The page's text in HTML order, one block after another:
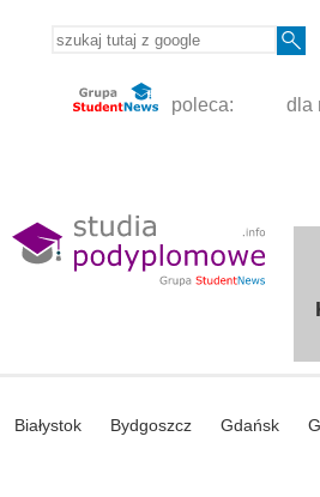
poleca: dla
Białystok Bydgoszcz Gdańsk